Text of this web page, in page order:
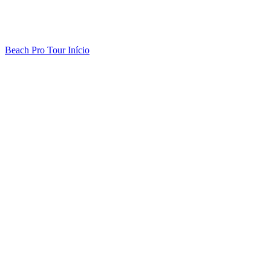
Beach Pro Tour Início